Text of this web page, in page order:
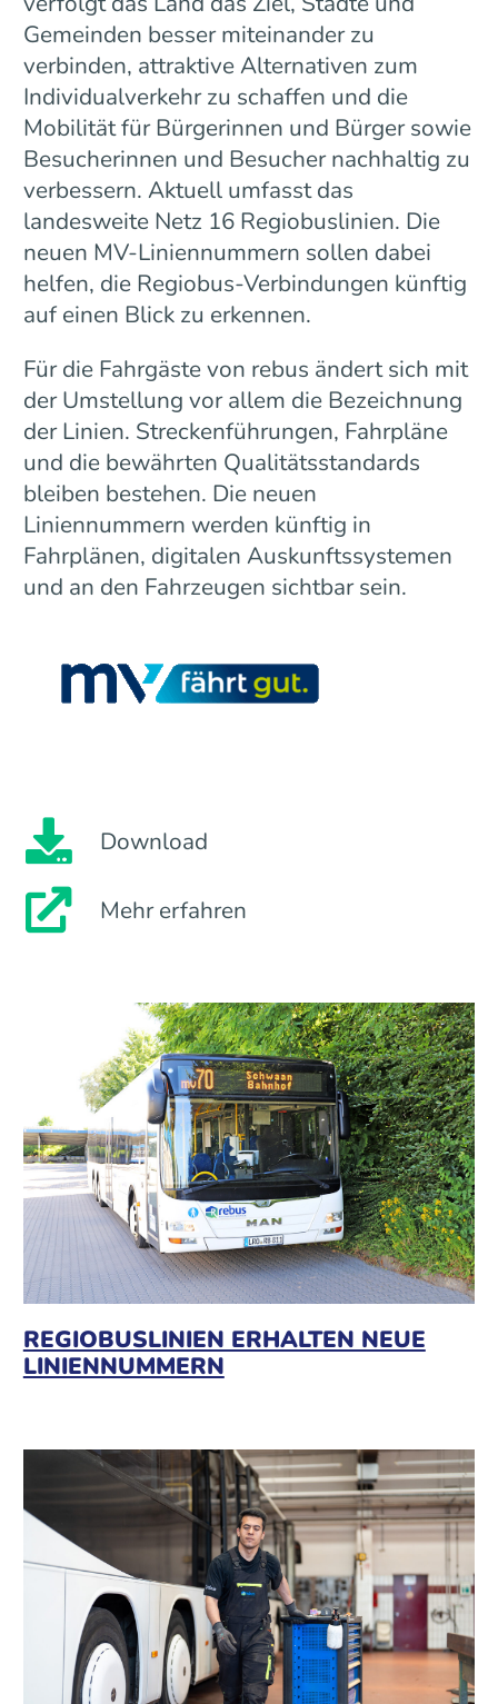
Gemeinden besser miteinander zu
verbinden, attraktive Alternativen zum
Individualverkehr zu schaffen und die
Mobilität für Bürgerinnen und Bürger sowie
Besucherinnen und Besucher nachhaltig zu
verbessern. Aktuell umfasst das
landesweite Netz 16 Regiobuslinien. Die
neuen MV-Liniennummern sollen dabei
helfen, die Regiobus-Verbindungen künftig
auf einen Blick zu erkennen.
Für die Fahrgäste von rebus ändert sich mit
der Umstellung vor allem die Bezeichnung
der Linien. Streckenführungen, Fahrpläne
und die bewährten Qualitätsstandards
bleiben bestehen. Die neuen
Liniennummern werden künftig in
Fahrplänen, digitalen Auskunftssystemen
und an den Fahrzeugen sichtbar sein.
Download
Mehr erfahren
REGIOBUSLINIEN ERHALTEN NEUE
LINIENNUMMERN